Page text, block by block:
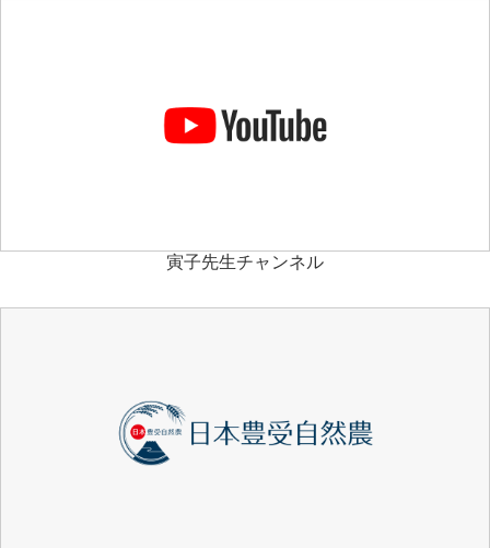
寅子先生チャンネル